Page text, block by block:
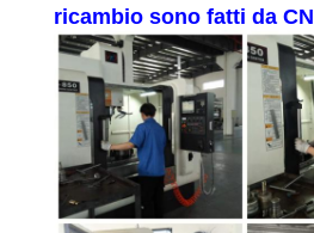
CONTATTICI
RICHIEDA
CITAZIONE
ricambio sono fatti da